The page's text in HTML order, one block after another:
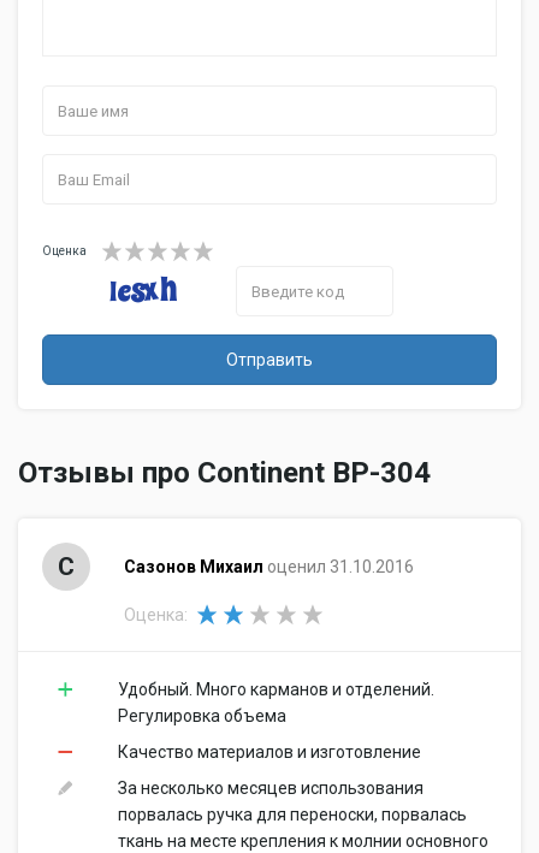
Оценка
Отправить
Отзывы про Continent BP-304
С Сазонов Михаил оценил 31.10.2016
Оценка:
Удобный. Много карманов и отделений.
Регулировка объема
Качество материалов и изготовление
За несколько месяцев использования
порвалась ручка для переноски, порвалась
ткань на месте крепления к молнии основного